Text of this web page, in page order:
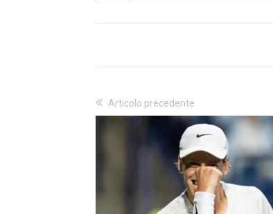
Articolo precedente